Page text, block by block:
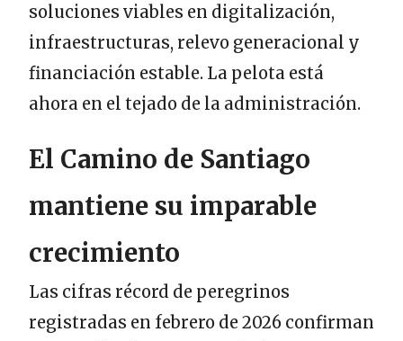
soluciones viables en digitalización,
infraestructuras, relevo generacional y
financiación estable. La pelota está
ahora en el tejado de la administración.
El Camino de Santiago
mantiene su imparable
crecimiento
Las cifras récord de peregrinos
registradas en febrero de 2026 confirman